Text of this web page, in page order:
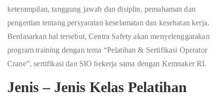
keterampilan, tanggung jawab dan disiplin, pemahaman dan
pengertian tentang persyaratan keselamatan dan kesehatan kerja.
Berdasarkan hal tersebut, Centra Safety akan menyelenggarakan
program training dengan tema “Pelatihan & Sertifikasi Operator
Crane”, sertifikasi dan SIO bekerja sama dengan Kemnaker RI.
Jenis – Jenis Kelas Pelatihan